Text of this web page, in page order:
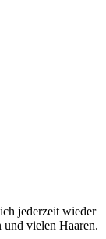
jederzeit wieder
und vielen Haaren.